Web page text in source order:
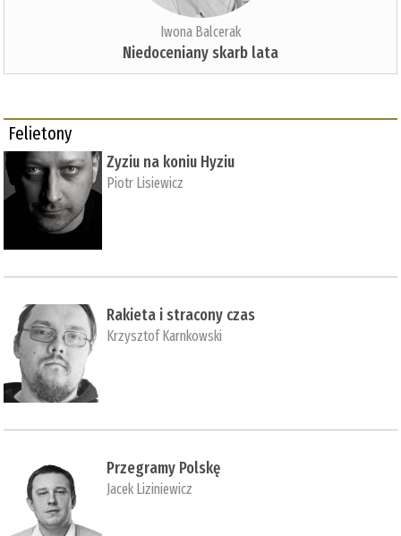
Iwona Balcerak
Niedoceniany skarb lata
Felietony
Zyziu na koniu Hyziu
Piotr Lisiewicz
Rakieta i stracony czas
Krzysztof Karnkowski
Przegramy Polskę
Jacek Liziniewicz